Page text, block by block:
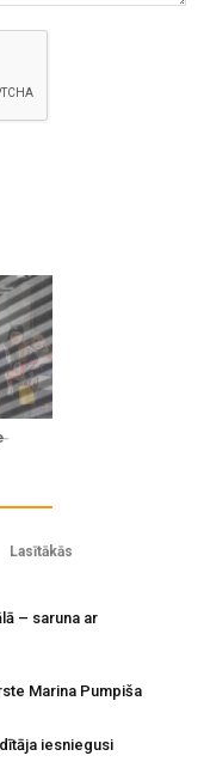
Lasītākās
– saruna ar
Marina Pumpiša
iesniegusi